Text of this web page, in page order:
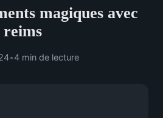
magiques avec
reims
•4 min de lecture